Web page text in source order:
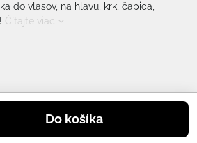
do vlasov, na hlavu, krk, čapica,
Čítajte viac
Do košíka